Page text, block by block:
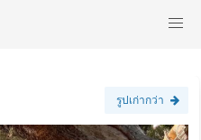
รูปเก่ากว่า